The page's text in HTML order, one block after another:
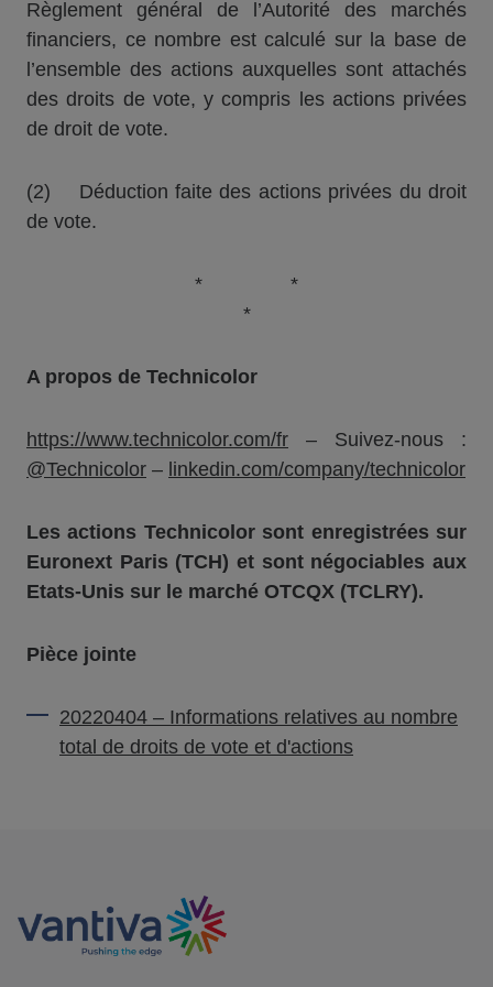
Règlement général de l’Autorité des marchés
financiers, ce nombre est calculé sur la base de
l’ensemble des actions auxquelles sont attachés
des droits de vote, y compris les actions privées
de droit de vote.
(2) Déduction faite des actions privées du droit
de vote.
* *
*
A propos de Technicolor
https://www.technicolor.com/fr – Suivez-nous :
@Technicolor – linkedin.com/company/technicolor
Les actions Technicolor sont enregistrées sur
Euronext Paris (TCH) et sont négociables aux
Etats-Unis sur le marché OTCQX (TCLRY).
Pièce jointe
20220404 – Informations relatives au nombre
total de droits de vote et d'actions